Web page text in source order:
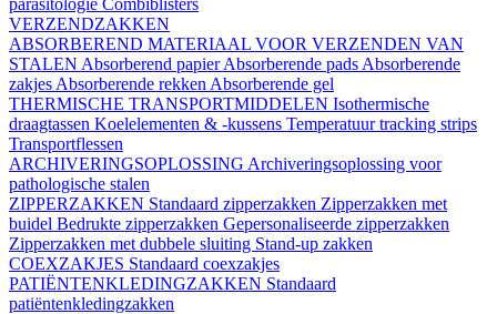
parasitologie Combiblisters
VERZENDZAKKEN
ABSORBEREND MATERIAAL VOOR VERZENDEN VAN
STALEN Absorberend papierAbsorberende pads Absorberende
zakjes Absorberende rekken Absorberende gel
THERMISCHE TRANSPORTMIDDELEN Isothermische
draagtassen Koelelementen & -kussens Temperatuur tracking strips
Transportflessen
ARCHIVERINGSOPLOSSING Archiveringsoplossing voor
pathologische stalen
ZIPPERZAKKEN Standaard zipperzakken Zipperzakken met
buidel Bedrukte zipperzakken Gepersonaliseerde zipperzakken
Zipperzakken met dubbele sluiting Stand-up zakken
COEXZAKJES Standaard coexzakjes
PATIËNTENKLEDINGZAKKEN Standaard
patiëntenkledingzakken